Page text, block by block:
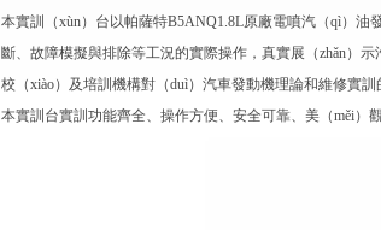
本實訓（xùn）台以帕薩特B5ANQ1.8L原廠電噴汽（qì）
斷、故障模擬與排除等工況的實際操作，真實展（zhǎn）
校（xiào）及培訓機構對（duì）汽車發動機理論和維修實訓
本實訓台實訓功能齊全、操作方便、安全可靠、美（měi）